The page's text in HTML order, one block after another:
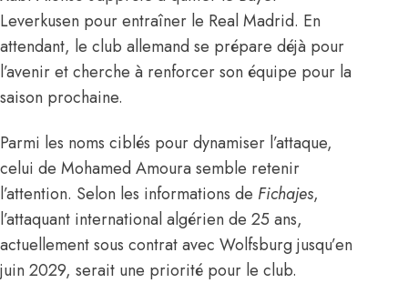
Leverkusen pour entraîner le Real Madrid. En
attendant, le club allemand se prépare déjà pour
l’avenir et cherche à renforcer son équipe pour la
saison prochaine.
Parmi les noms ciblés pour dynamiser l’attaque,
celui de Mohamed Amoura semble retenir
l’attention. Selon les informations de Fichajes,
l’attaquant international algérien de 25 ans,
actuellement sous contrat avec Wolfsburg jusqu’en
juin 2029, serait une priorité pour le club.